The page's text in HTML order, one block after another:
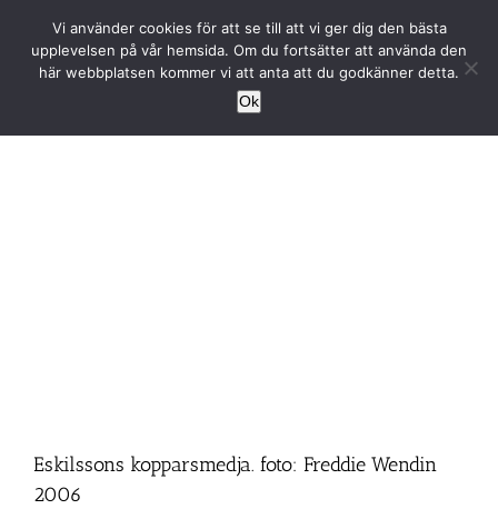
innehållet
Eskilssons kopparsmedja. foto: Freddie Wendin
2006
Vi använder cookies för att se till att vi ger dig den bästa
upplevelsen på vår hemsida. Om du fortsätter att använda den
här webbplatsen kommer vi att anta att du godkänner detta.
Ok